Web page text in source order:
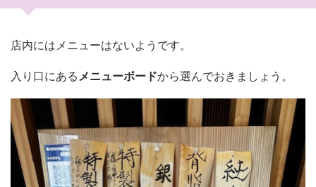
店内にはメニューはないようです。
入り口にあるメニューボードから選んでおきましょう。